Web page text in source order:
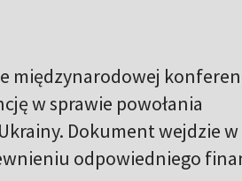
międzynarodowej
w sprawie powołania
Dokument wejdzie w
odpowiedniego